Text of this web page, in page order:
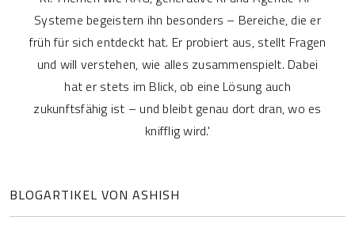
Systeme begeistern ihn besonders – Bereiche, die er
früh für sich entdeckt hat. Er probiert aus, stellt Fragen
und will verstehen, wie alles zusammenspielt. Dabei
hat er stets im Blick, ob eine Lösung auch
zukunftsfähig ist – und bleibt genau dort dran, wo es
knifflig wird.'
BLOGARTIKEL VON ASHISH